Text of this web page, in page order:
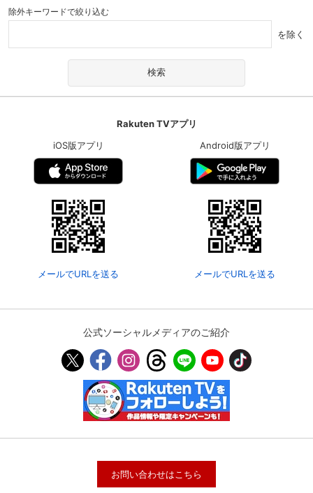
除外キーワードで絞り込む
を除く
Rakuten TVアプリ
iOS版アプリ
メールでURLを送る
Android版アプリ
メールでURLを送る
公式ソーシャルメディアのご紹介
お問い合わせはこちら